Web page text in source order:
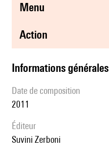
menu
action
informations générales
date de composition
2011
éditeur
Suvini Zerboni